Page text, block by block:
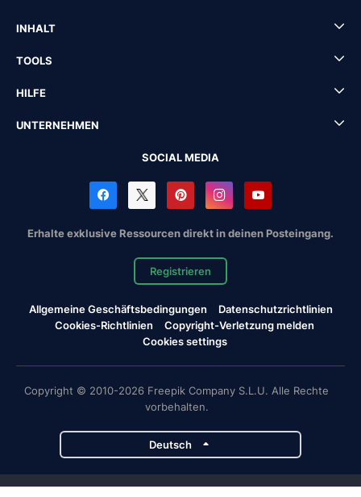
INHALT
TOOLS
HILFE
UNTERNEHMEN
SOCIAL MEDIA
Erhalte exklusive Ressourcen direkt in deinen Posteingang.
Registrieren
Allgemeine Geschäftsbedingungen
Datenschutzrichtlinien
Cookies-Richtlinien
Copyright-Verletzung melden
Cookies settings
Copyright © 2010-2026 Freepik Company S.L.U. Alle Rechte
vorbehalten.
Deutsch